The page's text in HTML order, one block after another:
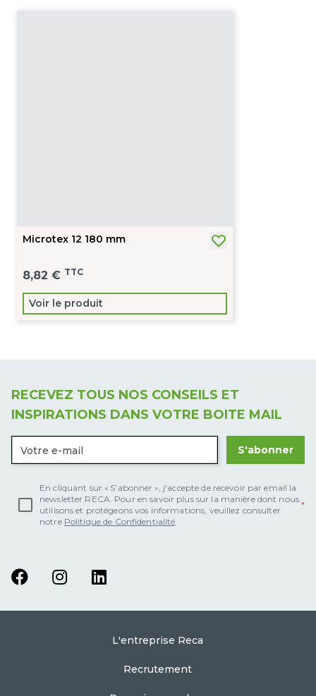
Microtex 12 180 mm
8,82 € TTC
Voir le produit
RECEVEZ TOUS NOS CONSEILS ET
INSPIRATIONS DANS VOTRE BOITE MAIL
S'abonner
En cliquant sur « S’abonner », j'accepte de recevoir par email la
newsletter RECA. Pour en savoir plus sur la manière dont nous
utilisons et protégeons vos informations, veuillez consulter
notre Politique de Confidentialité.
L'entreprise Reca
Recrutement